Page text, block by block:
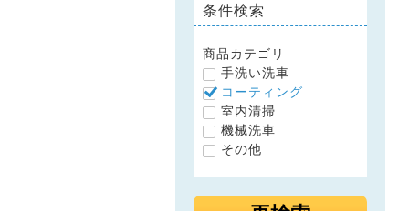
条件検索
商品カテゴリ
手洗い洗車
コーティング
室内清掃
機械洗車
その他